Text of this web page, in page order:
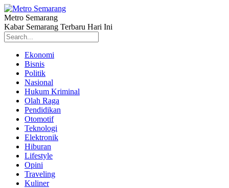
Metro Semarang
Kabar Semarang Terbaru Hari Ini
Ekonomi
Bisnis
Politik
Nasional
Hukum Kriminal
Olah Raga
Pendidikan
Otomotif
Teknologi
Elektronik
Hiburan
Lifestyle
Opini
Traveling
Kuliner